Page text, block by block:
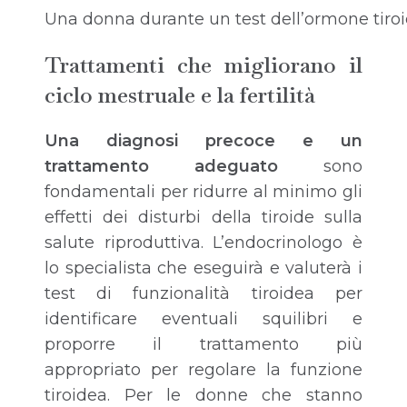
Una donna durante un test dell’ormone
Trattamenti che migliorano il
ciclo mestruale e la fertilità
Una diagnosi precoce e un
trattamento adeguatosono
fondamentali per ridurre al minimo gli
effetti dei disturbi della tiroide sulla
salute riproduttiva. L’endocrinologo è
lo specialista che eseguirà e valuterà i
test di funzionalità tiroidea per
identificare eventuali squilibri e
proporre il trattamento più
appropriato per regolare la funzione
tiroidea. Per le donne che stanno